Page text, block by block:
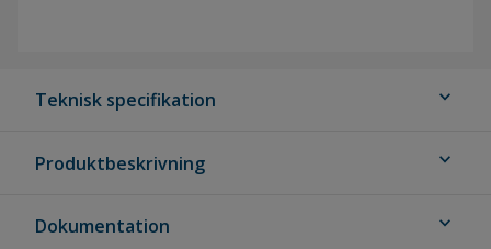
Teknisk specifikation expand_more
Produktbeskrivning expand_more
Dokumentation expand_more